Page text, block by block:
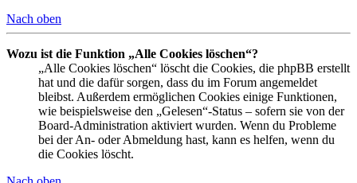
Nach oben
Wozu ist die Funktion „Alle Cookies löschen“?
„Alle Cookies löschen“ löscht die Cookies, die phpBB erstellt
hat und die dafür sorgen, dass du im Forum angemeldet
bleibst. Außerdem ermöglichen Cookies einige Funktionen,
wie beispielsweise den „Gelesen“-Status – sofern sie von der
Board-Administration aktiviert wurden. Wenn du Probleme
bei der An- oder Abmeldung hast, kann es helfen, wenn du
die Cookies löscht.